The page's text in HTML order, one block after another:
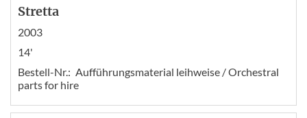
Stretta
2003
14'
Bestell-Nr.: Aufführungsmaterial leihweise / Orchestral
parts for hire